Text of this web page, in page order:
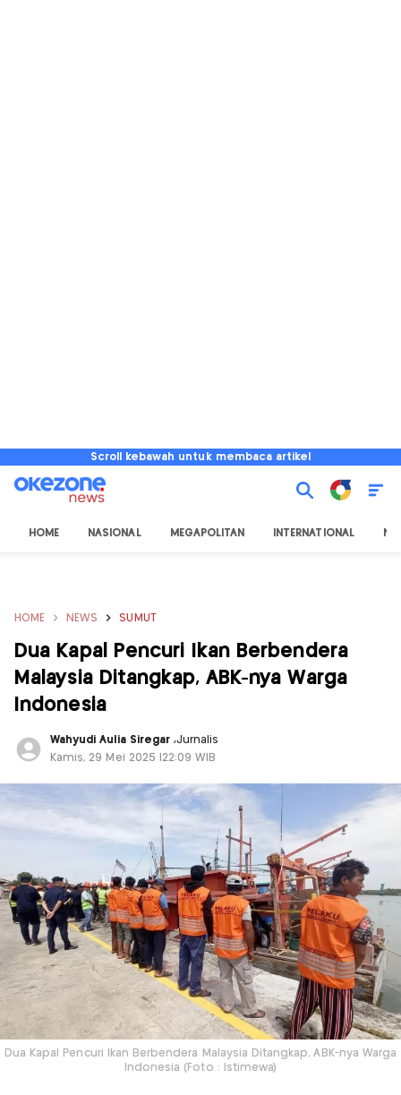
Scroll kebawah untuk membaca artikel
HOME NASIONAL MEGAPOLITAN INTERNATIONAL
HOME NEWS SUMUT
Dua Kapal Pencuri Ikan Berbendera
Malaysia Ditangkap, ABK-nya Warga
Indonesia
Wahyudi Aulia Siregar,Jurnalis
Kamis, 29 Mei 2025 |22:09 WIB
Dua Kapal Pencuri Ikan Berbendera Malaysia Ditangkap, ABK-nya Warga
Indonesia (Foto : Istimewa)